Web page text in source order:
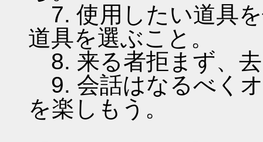
7. 使用したい道具
道具を選ぶこと。
8. 来る者拒まず、
9. 会話はなるべく
を楽しもう。